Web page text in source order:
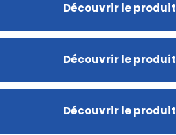
Découvrir le produit
Découvrir le produit
Découvrir le produit